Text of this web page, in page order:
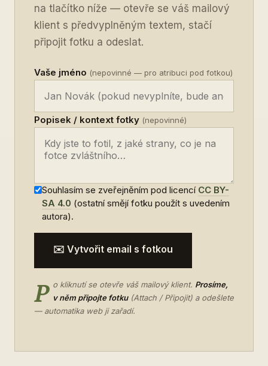
na tlačítko níže — otevře se váš mailový
klient s předvyplněným textem, stačí
připojit fotku a odeslat.
Vaše jméno (nepovinné — pro atribuci pod fotkou)
Popisek / kontext fotky (nepovinné)
Souhlasím se zveřejněním pod licencí CC BY-
SA 4.0 (ostatní smějí fotku použít s uvedením
autora).
✉️ Vytvořit email s fotkou
P o kliknutí se otevře váš mailový klient. Prosíme,
v něm připojte fotku(Attach / Připojit) a odešlete
— automatika web ji zařadí.